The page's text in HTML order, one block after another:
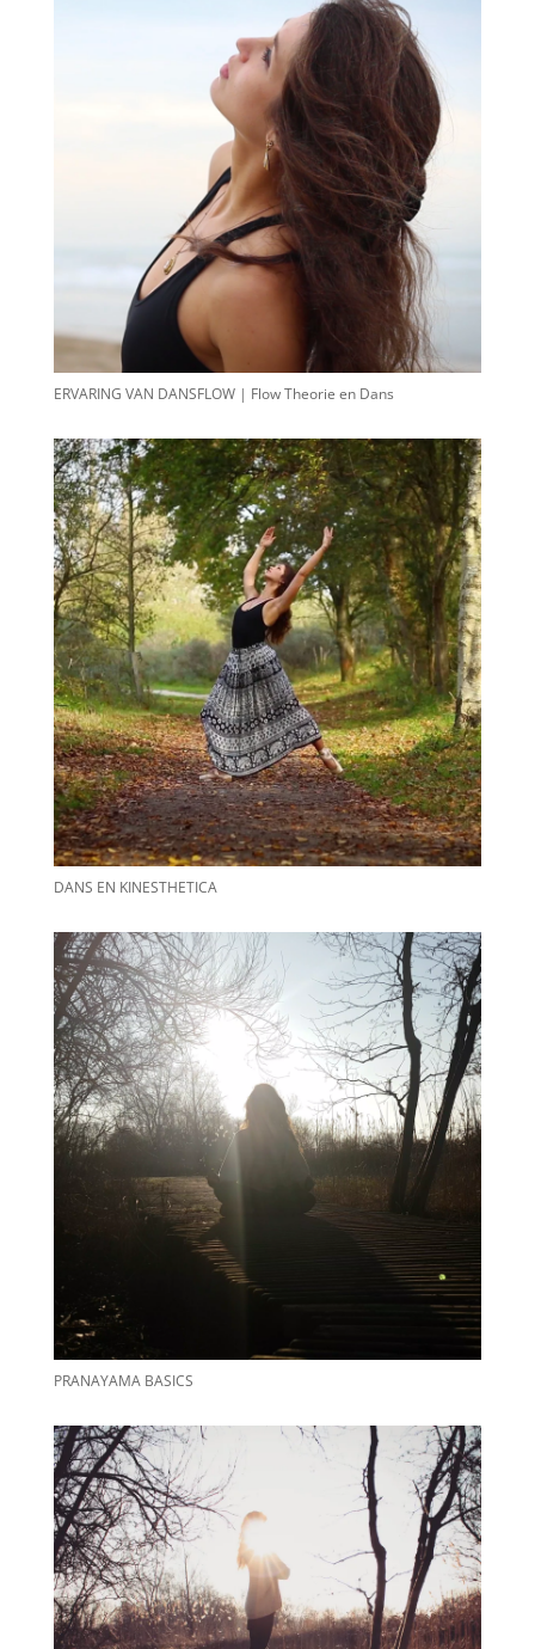
ERVARING VAN DANSFLOW | Flow Theorie en Dans
DANS EN KINESTHETICA
PRANAYAMA BASICS